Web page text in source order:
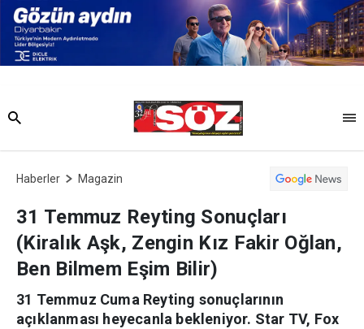
Haberler Magazin
31 Temmuz Reyting Sonuçları
(Kiralık Aşk, Zengin Kız Fakir Oğlan,
Ben Bilmem Eşim Bilir)
31 Temmuz Cuma Reyting sonuçlarının
açıklanması heyecanla bekleniyor. Star TV, Fox